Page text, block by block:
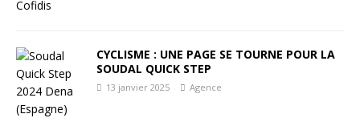
CYCLISME : UNE PAGE SE TOURNE POUR LA
SOUDAL QUICK STEP
13 janvier 2025 Agence